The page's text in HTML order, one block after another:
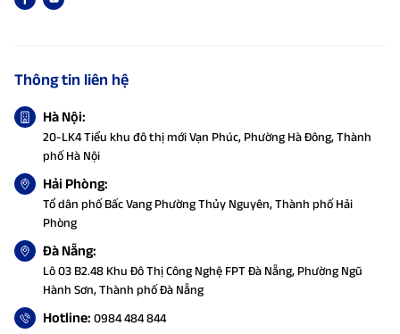
Thông tin liên hệ
Hà Nội:
20-LK4 Tiểu khu đô thị mới Vạn Phúc, Phường Hà Đông, Thành
phố Hà Nội
Hải Phòng:
Tổ dân phố Bấc Vang Phường Thủy Nguyên, Thành phố Hải
Phòng
Đà Nẵng:
Lô 03 B2.48 Khu Đô Thị Công Nghệ FPT Đà Nẵng, Phường Ngũ
Hành Sơn, Thành phố Đà Nẵng
Hotline: 0984 484 844